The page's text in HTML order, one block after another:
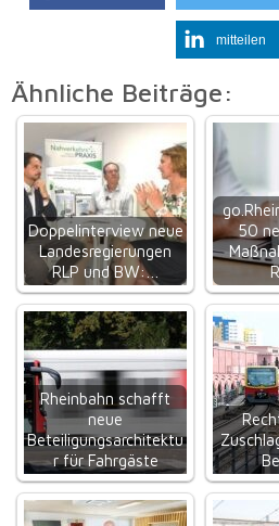
mitteilen
Ähnliche Beiträge:
Doppelinterview neue
Landesregierungen
RLP und BW:…
50
Rheinbahn schafft
neue
Beteiligungsarchitektu
r für Fahrgäste